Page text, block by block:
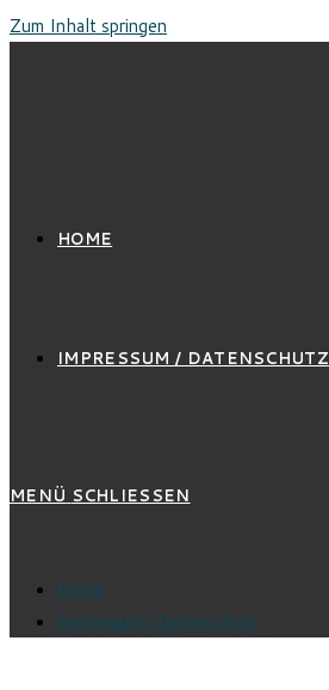
Zum Inhalt springen
HOME
IMPRESSUM / DATENSCHUTZ
MENÜ SCHLIESSEN
Home
Impressum / Datenschutz